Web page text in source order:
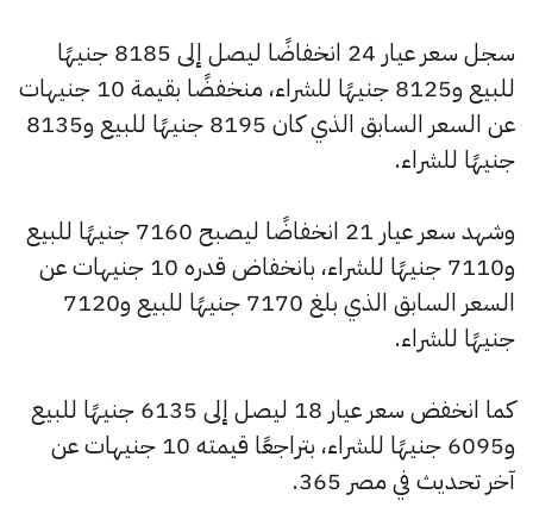
سجل سعر عيار 24 انخفاضًا ليصل إلى 8185 جنيهًا
للبيع و8125 جنيهًا للشراء، منخفضًا بقيمة 10 جنيهات
عن السعر السابق الذي كان 8195 جنيهًا للبيع و8135
جنيهًا للشراء.
وشهد سعر عيار 21 انخفاضًا ليصبح 7160 جنيهًا للبيع
و7110 جنيهًا للشراء، بانخفاض قدره 10 جنيهات عن
السعر السابق الذي بلغ 7170 جنيهًا للبيع و7120
جنيهًا للشراء.
كما انخفض سعر عيار 18 ليصل إلى 6135 جنيهًا للبيع
و6095 جنيهًا للشراء، بتراجعًا قيمته 10 جنيهات عن
آخر تحديث في مصر 365.